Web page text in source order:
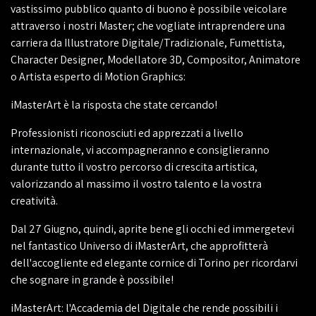
vastissimo pubblico quanto di buono è possibile veicolare
attraverso i nostri Master; che vogliate intraprendere una
carriera da Illustratore Digitale/Tradizionale, Fumettista,
Character Designer, Modellatore 3D, Compositor, Animatore
o Artista esperto di Motion Graphics:
iMasterArt è la risposta che state cercando!
Professionisti riconosciuti ed apprezzati a livello
internazionale, vi accompagneranno e consiglieranno
durante tutto il vostro percorso di crescita artistica,
valorizzando al massimo il vostro talento e la vostra
creatività.
Dal 27 Giugno, quindi, aprite bene gli occhi ed immergetevi
nel fantastico Universo di iMasterArt, che approfitterà
dell'accogliente ed elegante cornice di Torino per ricordarvi
che sognare in grande è possibile!
iMasterArt: l'Accademia del Digitale che rende possibili i